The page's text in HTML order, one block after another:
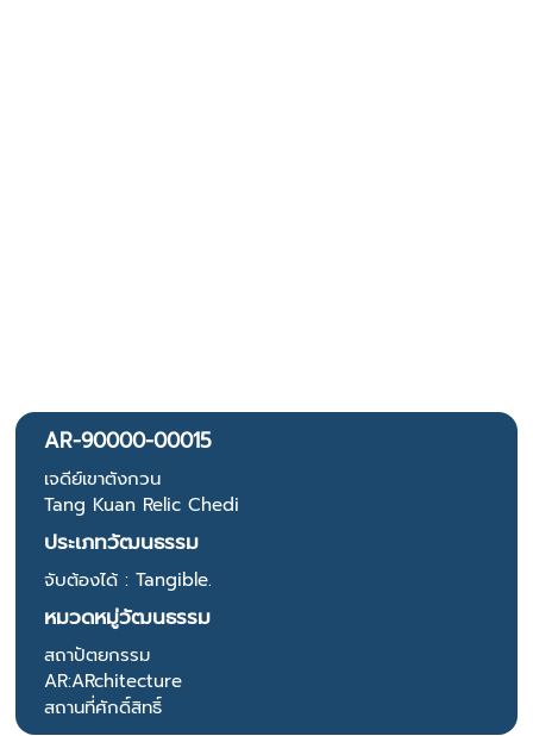
AR-90000-00015
เจดีย์เขาตังกวน
Tang Kuan Relic Chedi
ประเภทวัฒนธรรม
จับต้องได้ : Tangible.
หมวดหมู่วัฒนธรรม
สถาปัตยกรรม
AR:ARchitecture
สถานที่ศักดิ์สิทธิ์